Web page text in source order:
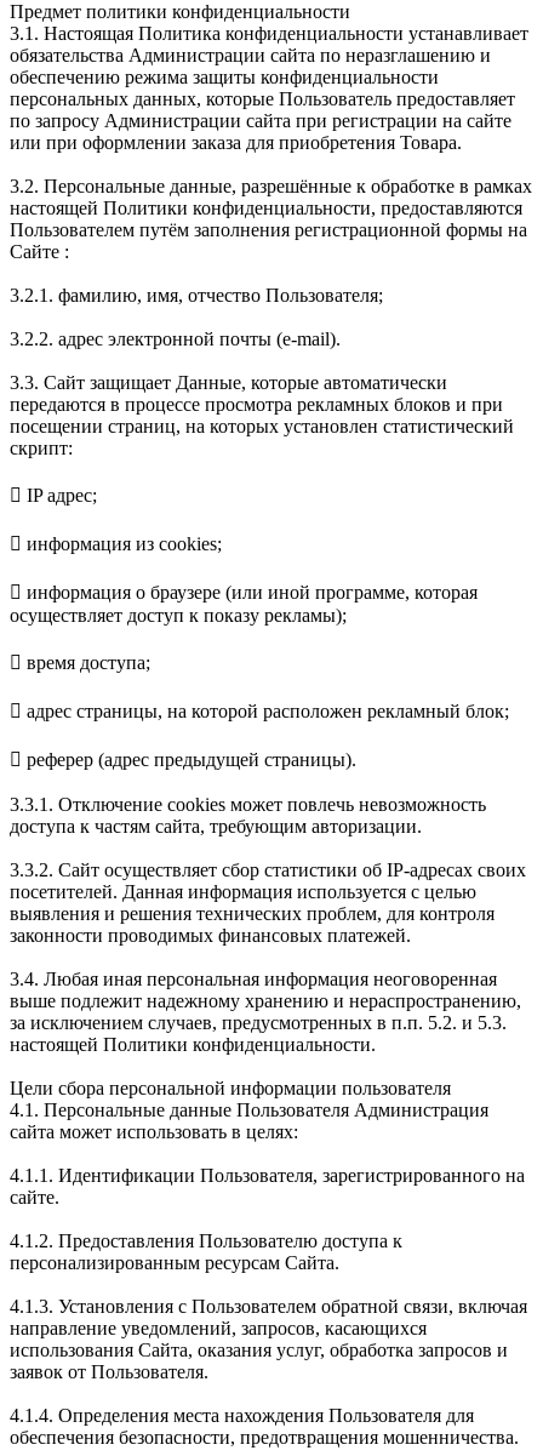
Предмет политики конфиденциальности
3.1. Настоящая Политика конфиденциальности устанавливает
обязательства Администрации сайта по неразглашению и
обеспечению режима защиты конфиденциальности
персональных данных, которые Пользователь предоставляет
по запросу Администрации сайта при регистрации на сайте
или при оформлении заказа для приобретения Товара.
3.2. Персональные данные, разрешённые к обработке в рамках
настоящей Политики конфиденциальности, предоставляются
Пользователем путём заполнения регистрационной формы на
Сайте :
3.2.1. фамилию, имя, отчество Пользователя;
3.2.2. адрес электронной почты (e-mail).
3.3. Сайт защищает Данные, которые автоматически
передаются в процессе просмотра рекламных блоков и при
посещении страниц, на которых установлен статистический
скрипт:
 IP адрес;
 информация из cookies;
 информация о браузере (или иной программе, которая
осуществляет доступ к показу рекламы);
 время доступа;
 адрес страницы, на которой расположен рекламный блок;
 реферер (адрес предыдущей страницы).
3.3.1. Отключение cookies может повлечь невозможность
доступа к частям сайта, требующим авторизации.
3.3.2. Сайт осуществляет сбор статистики об IP-адресах своих
посетителей. Данная информация используется с целью
выявления и решения технических проблем, для контроля
законности проводимых финансовых платежей.
3.4. Любая иная персональная информация неоговоренная
выше подлежит надежному хранению и нераспространению,
за исключением случаев, предусмотренных в п.п. 5.2. и 5.3.
настоящей Политики конфиденциальности.
Цели сбора персональной информации пользователя
4.1. Персональные данные Пользователя Администрация
сайта может использовать в целях:
4.1.1. Идентификации Пользователя, зарегистрированного на
сайте.
4.1.2. Предоставления Пользователю доступа к
персонализированным ресурсам Сайта.
4.1.3. Установления с Пользователем обратной связи, включая
направление уведомлений, запросов, касающихся
использования Сайта, оказания услуг, обработка запросов и
заявок от Пользователя.
4.1.4. Определения места нахождения Пользователя для
обеспечения безопасности, предотвращения мошенничества.